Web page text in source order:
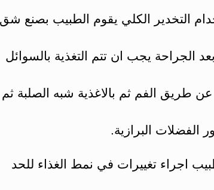
التخدير الكلي يقوم الطبيب بصنع شق
الجراحة يجب ان تتم التغذية بالسوائل
عن طريق الفم ثم بالاغذية شبه الصلبة ثم
الفضلات البرازية.
اجراء تغييرات في نمط الغذاء للحد